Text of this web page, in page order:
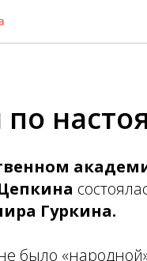
по
Гуркина.
было